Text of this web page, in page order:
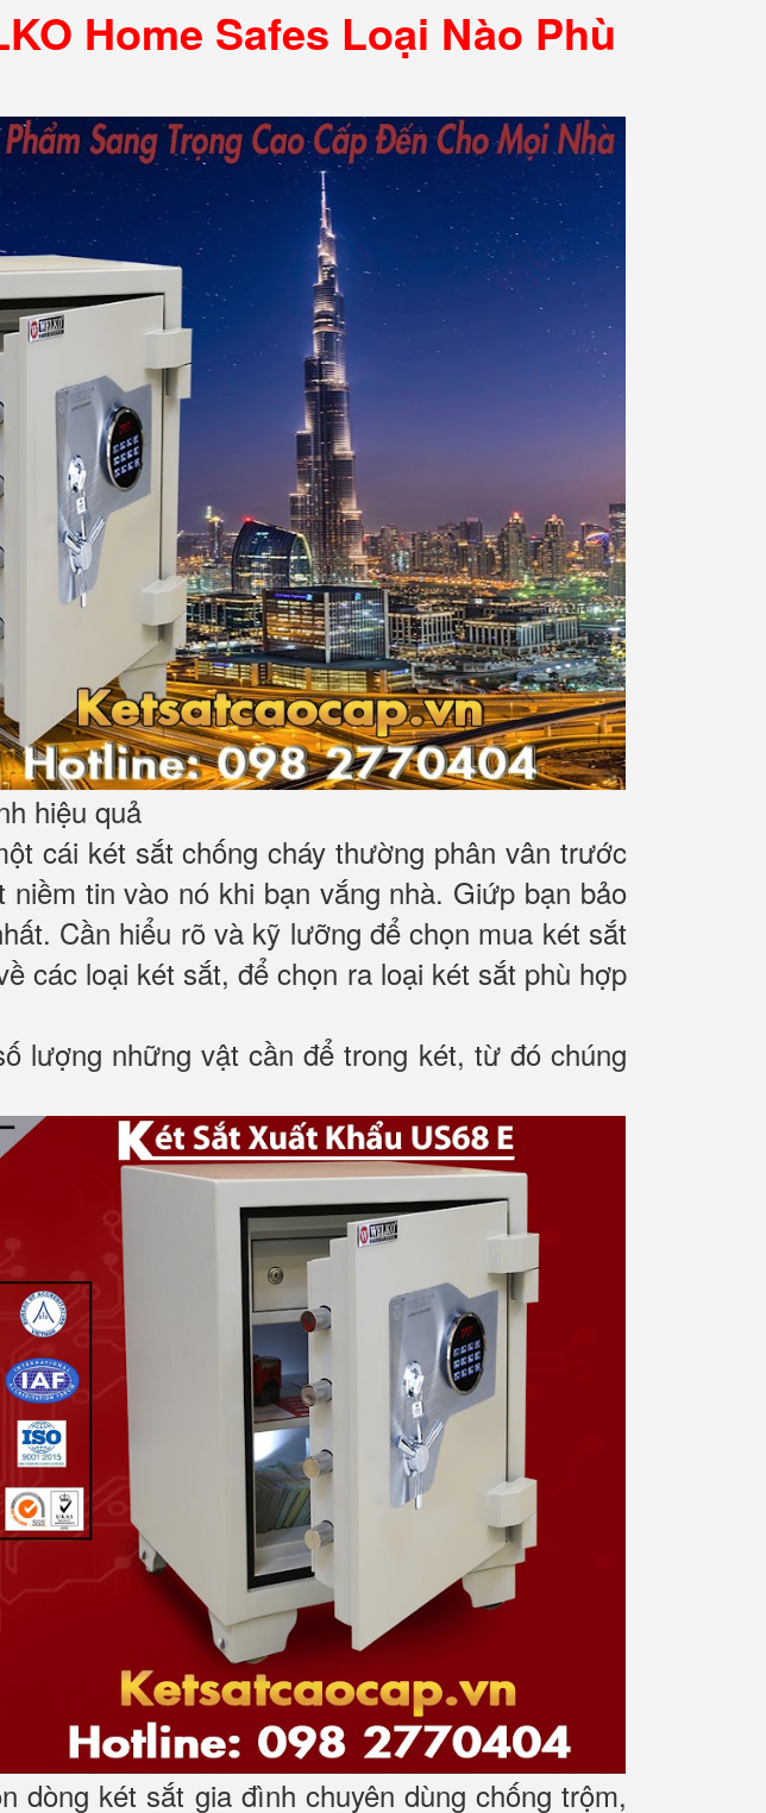
Home Safes Loại Nào Phù
hiệu quả
cái két sắt chống cháy thường phân vân trước
tin vào nó khi bạn vắng nhà. Giứp bạn bảo
Cần hiểu rõ và kỹ lưỡng để chọn mua két sắt
các loại két sắt, để chọn ra loại két sắt phù hợp
lượng những vật cần để trong két, từ đó chúng
két sắt gia đình chuyên dùng chống trộm,